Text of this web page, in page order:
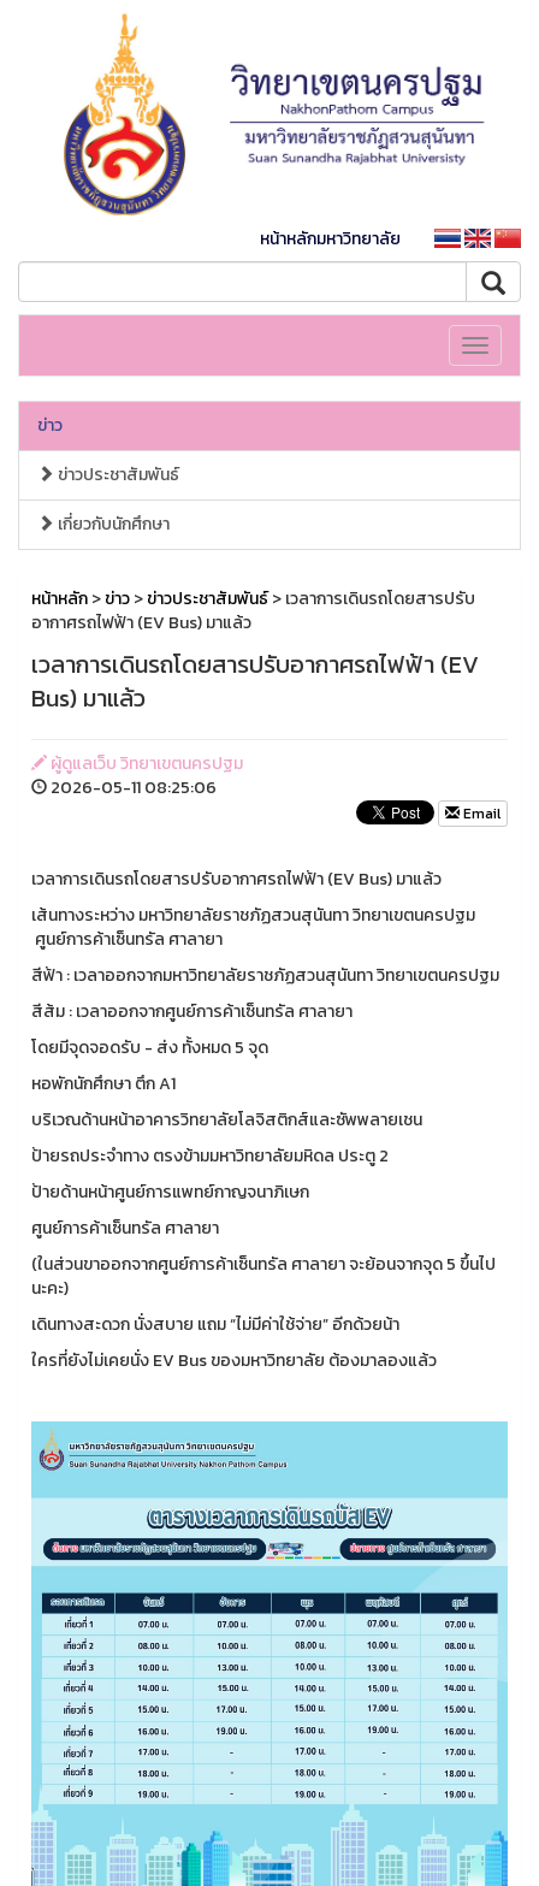
หน้าหลักมหาวิทยาลัย
Toggle
ข่าว
ข่าวประชาสัมพันธ์
เกี่ยวกับนักศึกษา
หน้าหลัก>ข่าว>ข่าวประชาสัมพันธ์> เวลาการเดินรถโดยสารปรับ
อากาศรถไฟฟ้า (EV Bus) มาแล้ว
เวลาการเดินรถโดยสารปรับอากาศรถไฟฟ้า (EV
Bus) มาแล้ว
ผู้ดูแลเว็บ วิทยาเขตนครปฐม
2026-05-11 08:25:06
Email
เวลาการเดินรถโดยสารปรับอากาศรถไฟฟ้า (EV Bus) มาแล้ว
เส้นทางระหว่าง มหาวิทยาลัยราชภัฏสวนสุนันทา วิทยาเขตนครปฐม
ศูนย์การค้าเซ็นทรัล ศาลายา
สีฟ้า : เวลาออกจากมหาวิทยาลัยราชภัฏสวนสุนันทา วิทยาเขตนครปฐม
สีส้ม : เวลาออกจากศูนย์การค้าเซ็นทรัล ศาลายา
โดยมีจุดจอดรับ - ส่ง ทั้งหมด 5 จุด
หอพักนักศึกษา ตึก A1
บริเวณด้านหน้าอาคารวิทยาลัยโลจิสติกส์และซัพพลายเชน
ป้ายรถประจำทาง ตรงข้ามมหาวิทยาลัยมหิดล ประตู 2
ป้ายด้านหน้าศูนย์การแพทย์กาญจนาภิเษก
ศูนย์การค้าเซ็นทรัล ศาลายา
(ในส่วนขาออกจากศูนย์การค้าเซ็นทรัล ศาลายา จะย้อนจากจุด 5 ขึ้นไป
นะคะ)
เดินทางสะดวก นั่งสบาย แถม “ไม่มีค่าใช้จ่าย” อีกด้วยน้า
ใครที่ยังไม่เคยนั่ง EV Bus ของมหาวิทยาลัย ต้องมาลองแล้ว